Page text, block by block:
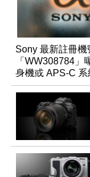
Sony 最新註冊機
「WW308784」
身機或 APS-C 系
成員？